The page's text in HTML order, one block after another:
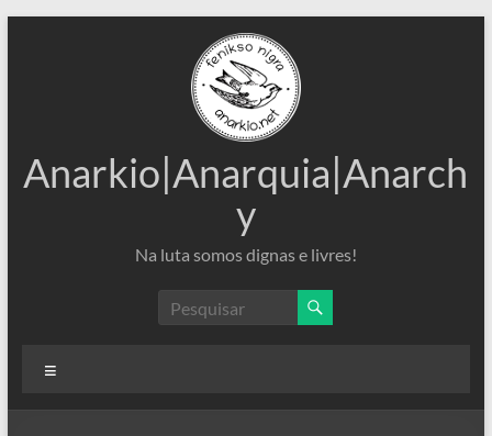
Anarkio|Anarquia|Anarch
y
Na luta somos dignas e livres!